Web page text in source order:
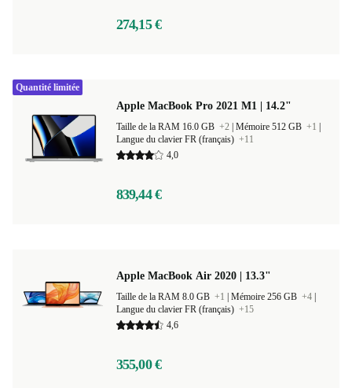
274,15 €
Apple MacBook Pro 2021 M1 | 14.2"
Taille de la RAM 16.0 GB +2 Mémoire 512 GB +1
Langue du clavier FR (français) +11
4,0
839,44 €
Quantité limitée
Apple MacBook Air 2020 | 13.3"
Taille de la RAM 8.0 GB +1 Mémoire 256 GB +4
Langue du clavier FR (français) +15
4,6
355,00 €